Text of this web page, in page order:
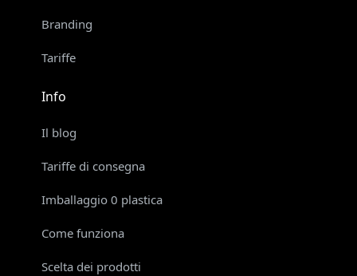
Branding
Tariffe
Info
Il blog
Tariffe di consegna
Imballaggio 0 plastica
Come funziona
Scelta dei prodotti